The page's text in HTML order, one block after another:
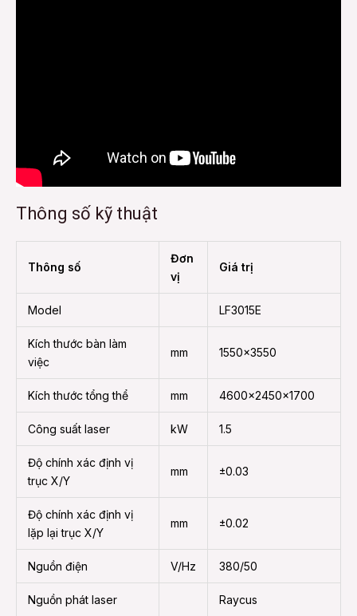
Thông số kỹ thuật
Thông số
Đơn
vị
Giá trị
Model LF3015E
Kích thước bàn làm
việc
mm 1550×3550
Kích thước tổng thể mm 4600×2450×1700
Công suất laser kW 1.5
Độ chính xác định vị
trục X/Y
mm ±0.03
Độ chính xác định vị
lặp lại trục X/Y
mm ±0.02
Nguồn điện V/Hz 380/50
Nguồn phát laser Raycus